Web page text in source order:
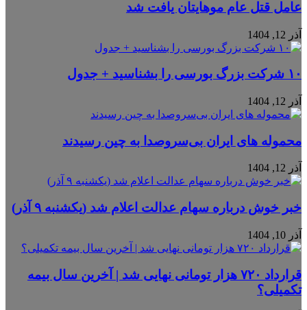
عامل قتل عام موهایتان یافت شد
آذر 12, 1404
۱۰ شرکت بزرگ بورسی را بشناسید + جدول
آذر 12, 1404
محموله‌ های ایران بی‌سروصدا به چین رسیدند
آذر 12, 1404
خبر خوش درباره سهام عدالت اعلام شد (یکشنبه ۹ آذر)
آذر 10, 1404
قرارداد ۷۲۰ هزار تومانی نهایی شد | آخرین سال بیمه
تکمیلی؟